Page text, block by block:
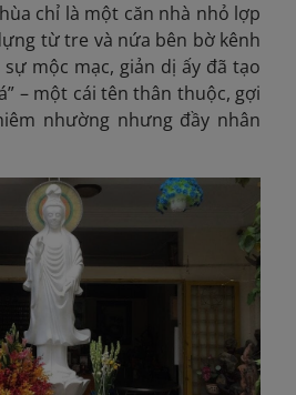
chỉ là một căn nhà nhỏ lợp
từ tre và nứa bên bờ kênh
mộc mạc, giản dị ấy đã tạo
– một cái tên thân thuộc, gợi
nhường nhưng đầy nhân